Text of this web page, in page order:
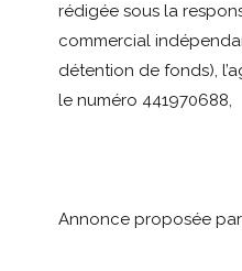
rédigée sous la
commercial
détention de fonds),
le numéro 441970688,
Annonce proposée